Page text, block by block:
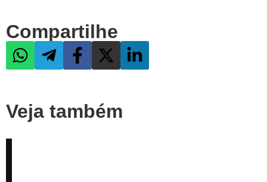
Compartilhe
Veja também